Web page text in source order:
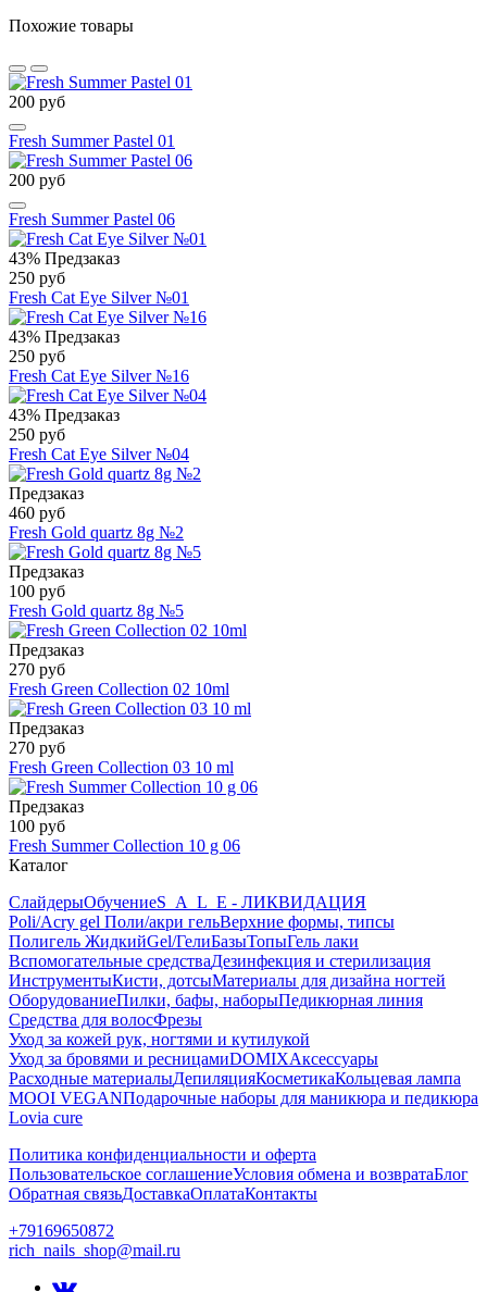
Похожие товары
200 руб
Fresh Summer Pastel 01
200 руб
Fresh Summer Pastel 06
43% Предзаказ
250 руб
Fresh Cat Eye Silver №01
43% Предзаказ
250 руб
Fresh Cat Eye Silver №16
43% Предзаказ
250 руб
Fresh Cat Eye Silver №04
Предзаказ
460 руб
Fresh Gold quartz 8g №2
Предзаказ
100 руб
Fresh Gold quartz 8g №5
Предзаказ
270 руб
Fresh Green Collection 02 10ml
Предзаказ
270 руб
Fresh Green Collection 03 10 ml
Предзаказ
100 руб
Fresh Summer Collection 10 g 06
Каталог
СлайдерыОбучениеS_A_L_E - ЛИКВИДАЦИЯ
Poli/Acry gel Поли/акри гельВерхние формы, типсы
Полигель ЖидкийGel/ГелиБазыТопыГель лаки
Вспомогательные средстваДезинфекция и стерилизация
ИнструментыКисти, дотсыМатериалы для дизайна ногтей
ОборудованиеПилки, бафы, наборыПедикюрная линия
Средства для волосФрезы
Уход за кожей рук, ногтями и кутилукой
Уход за бровями и ресницамиDOMIXАксессуары
Расходные материалыДепиляцияКосметикаКольцевая лампа
MOOI VEGANПодарочные наборы для маникюра и педикюра
Lovia cure
Политика конфиденциальности и оферта
Пользовательское соглашениеУсловия обмена и возвратаБлог
Обратная связьДоставкаОплатаКонтакты
+79169650872
rich_nails_shop@mail.ru